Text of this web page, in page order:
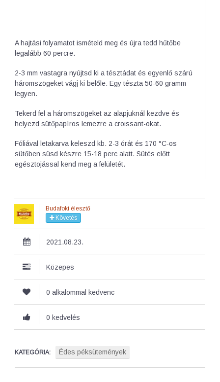
A hajtási folyamatot ismételd meg és újra tedd hűtőbe
legalább 60 percre.
2-3 mm vastagra nyújtsd ki a tésztádat és egyenlő szárú
háromszögeket vágj ki belőle. Egy tészta 50-60 gramm
legyen.
Tekerd fel a háromszögeket az alapjuknál kezdve és
helyezd sütőpapíros lemezre a croissant-okat.
Fóliával letakarva keleszd kb. 2-3 órát és 170 °C-os
sütőben süsd készre 15-18 perc alatt. Sütés előtt
egésztojással kend meg a felületét.
Budafoki élesztő
Követés
2021.08.23.
Közepes
0 alkalommal kedvenc
0 kedvelés
KATEGÓRIA: Édes péksütemények